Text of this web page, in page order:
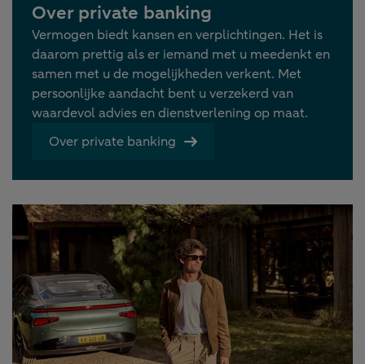
Over private banking
Vermogen biedt kansen en verplichtingen. Het is
daarom prettig als er iemand met u meedenkt en
samen met u de mogelijkheden verkent. Met
persoonlijke aandacht bent u verzekerd van
waardevol advies en dienstverlening op maat.
Over private banking